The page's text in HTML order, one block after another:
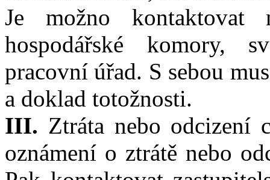
Je možno kontaktovat
hospodářské komory,
pracovní úřad. S sebou
a doklad totožnosti.
III. Ztráta nebo odcizení
oznámení o ztrátě nebo